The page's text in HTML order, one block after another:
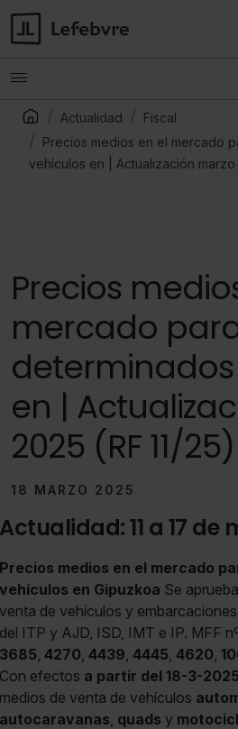
Actualidad
Fiscal
Precios medios en el mercado
vehículos en | Actualización marzo
Precios
mercado
en |
2025 (RF 11/25)
18 MARZO 2025
Actualidad: 11 a 17 de
Precios medios en el mercado
vehículos en Gipuzkoa Se
venta de vehículos y
del ITP y AJD, ISD, IMT e IP. MFF
3685, 4270, 4439, 4445, 4620,
Con efectos a partir del 18-3-2025
medios de venta de vehículos
autocaravanas, quads y